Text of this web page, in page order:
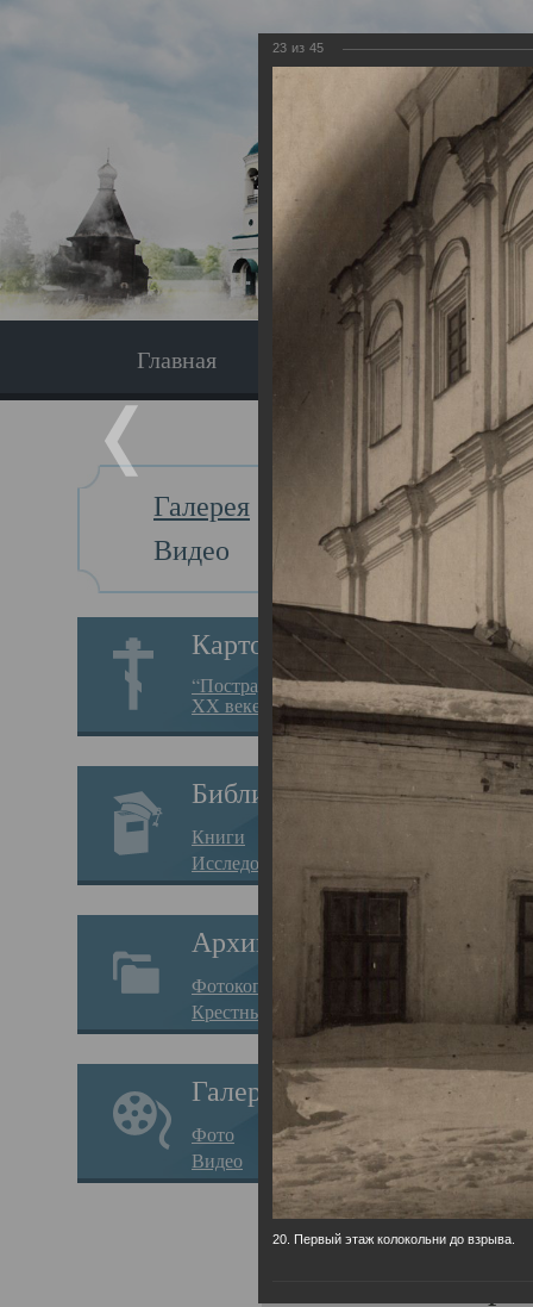
Главная Экскурсия
Галерея
Видео
Картотека
“Пострадавшие за веру в
XX веке на Севере”
Библиотека
Книги
Исследования
Архив
Фотокопии дел
Крестные ходы
Галерея
Фото
Видео
Главная
23 из 45
20. Первый этаж колокольни до взрыва.